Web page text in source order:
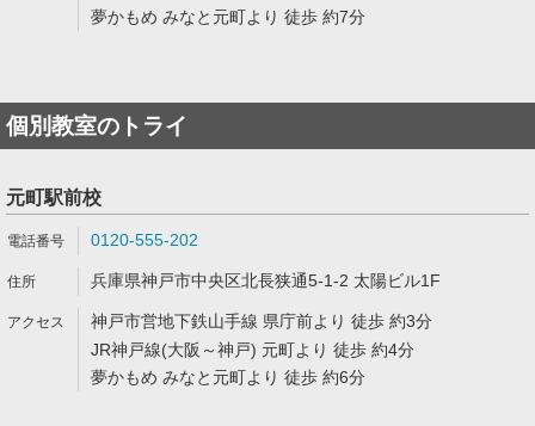
夢かもめ みなと元町より 徒歩 約7分
個別教室のトライ
元町駅前校
0120-555-202
兵庫県神戸市中央区北長狭通5-1-2 太陽ビル1F
神戸市営地下鉄山手線 県庁前より 徒歩 約3分
JR神戸線(大阪～神戸) 元町より 徒歩 約4分
夢かもめ みなと元町より 徒歩 約6分